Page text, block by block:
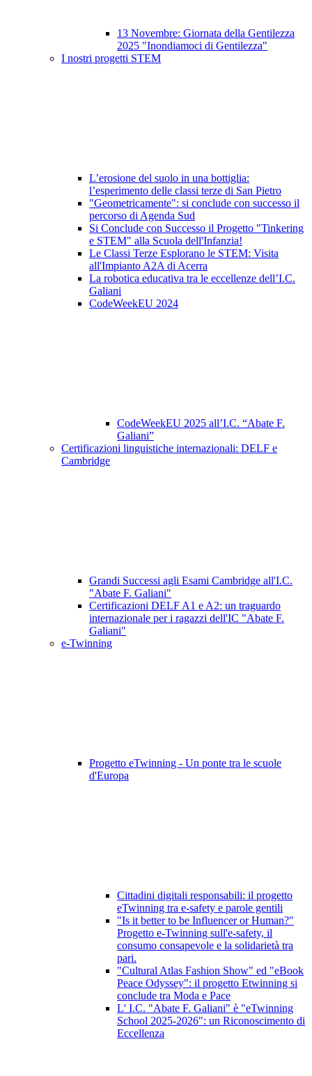
13 Novembre: Giornata della Gentilezza
2025 "Inondiamoci di Gentilezza"
I nostri progetti STEM
L’erosione del suolo in una bottiglia:
l’esperimento delle classi terze di San Pietro
"Geometricamente": si conclude con successo il
percorso di Agenda Sud
Si Conclude con Successo il Progetto "Tinkering
e STEM" alla Scuola dell'Infanzia!
Le Classi Terze Esplorano le STEM: Visita
all'Impianto A2A di Acerra
La robotica educativa tra le eccellenze dell’I.C.
Galiani
CodeWeekEU 2024
CodeWeekEU 2025 all’I.C. “Abate F.
Galiani”
Certificazioni linguistiche internazionali: DELF e
Cambridge
Grandi Successi agli Esami Cambridge all'I.C.
"Abate F. Galiani"
Certificazioni DELF A1 e A2: un traguardo
internazionale per i ragazzi dell'IC "Abate F.
Galiani"
e-Twinning
Progetto eTwinning - Un ponte tra le scuole
d'Europa
Cittadini digitali responsabili: il progetto
eTwinning tra e-safety e parole gentili
"Is it better to be Influencer or Human?"
Progetto e-Twinning sull'e-safety, il
consumo consapevole e la solidarietà tra
pari.
"Cultural Atlas Fashion Show" ed "eBook
Peace Odyssey": il progetto Etwinning si
conclude tra Moda e Pace
L' I.C. "Abate F. Galiani" è "eTwinning
School 2025-2026": un Riconoscimento di
Eccellenza